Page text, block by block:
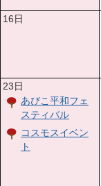
16日
23日
あびこ平和フェ
スティバル
コスモスイベン
ト